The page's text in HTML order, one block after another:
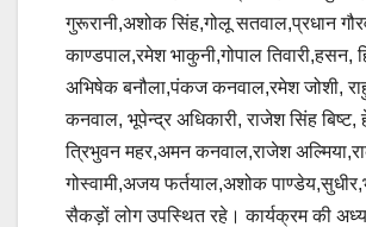
गुरूरानी,अशोक सिंह,गोलू सतवाल,प्रधान
काण्डपाल,रमेश भाकुनी,गोपाल तिवारी,हसन,
अभिषेक बनौला,पंकज कनवाल,रमेश जोशी,
कनवाल, भूपेन्द्र अधिकारी, राजेश सिंह बिष्ट,
त्रिभुवन महर,अमन कनवाल,राजेश
गोस्वामी,अजय फर्तयाल,अशोक
सैकड़ों लोग उपस्थित रहे। कार्यक्रम की